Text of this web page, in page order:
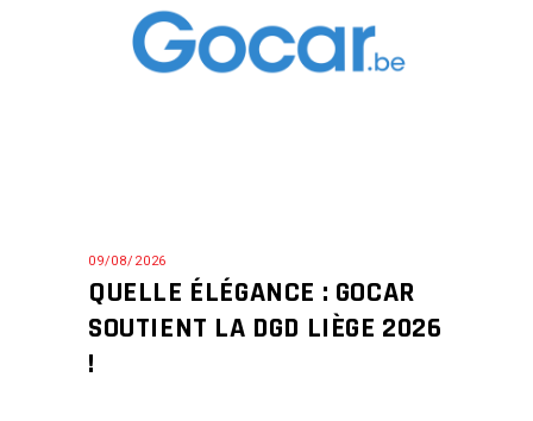
09/08/2026
QUELLE ÉLÉGANCE : GOCAR
SOUTIENT LA DGD LIÈGE 2026
!